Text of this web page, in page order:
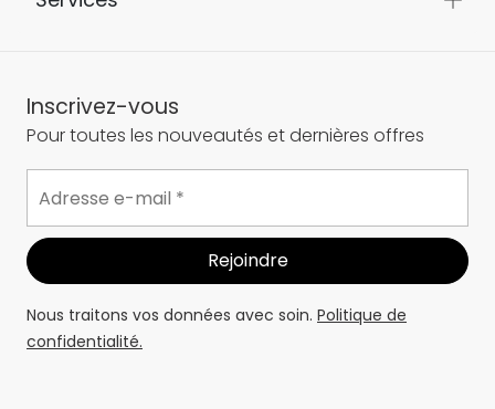
Inscrivez-vous
Pour toutes les nouveautés et dernières offres
Nous traitons vos données avec soin. Politique de
confidentialité.